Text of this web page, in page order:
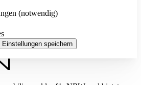
(notwendig)
Einstellungen speichern